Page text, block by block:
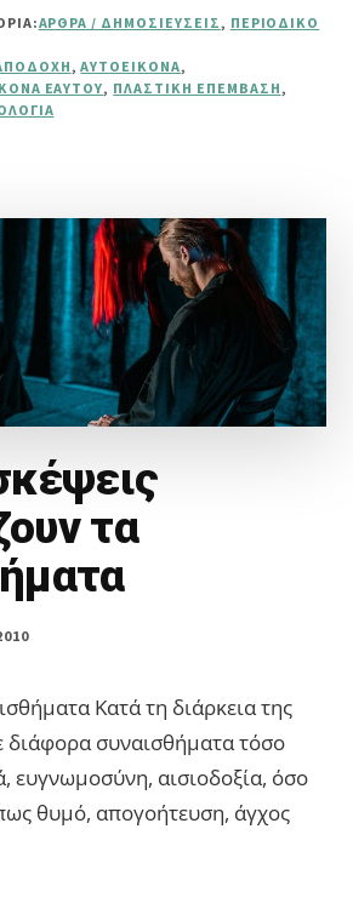
ΑΝ
ΤΟ
ΜΕΤΑΝΙΏΣΩ;
ΆΡΘΡΑ / ΔΗΜΟΣΙΕΎΣΕΙΣ, ΠΕΡΙΟΔΙΚΌ
,ΑΥΤΟΕΙΚΌΝΑ,
ΕΑΥΤΟΎ, ΠΛΑΣΤΙΚΉ ΕΠΈΜΒΑΣΗ,
τα
Κατά τη διάρκεια της
διάφορα συναισθήματα τόσο
ευγνωμοσύνη, αισιοδοξία, όσο
θυμό, απογοήτευση, άγχος